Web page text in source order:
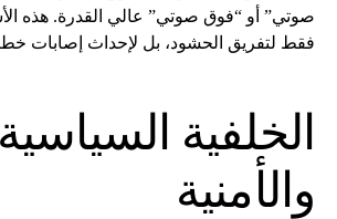
صوتي” أو “فوق صوتي” عالي القدرة. هذه
فقط لتفريق الحشود، بل لإحداث إصابات
الخلفية السياسية
والأمنية